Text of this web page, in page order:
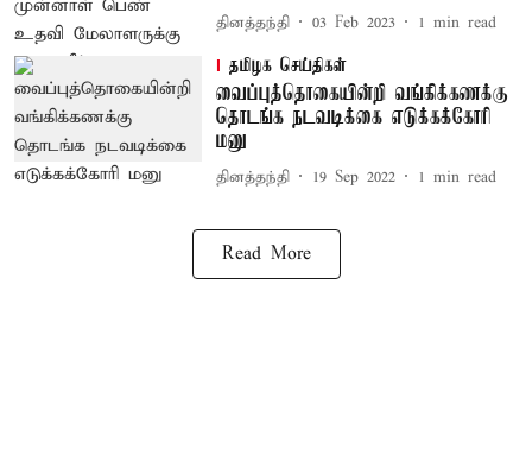
தினத்தந்தி 03 Feb 2023 1 min read
தமிழக செய்திகள்
வைப்புத்தொகையின்றி வங்கிக்கணக்கு
தொடங்க நடவடிக்கை எடுக்கக்கோரி
மனு
தினத்தந்தி 19 Sep 2022 1 min read
Read More